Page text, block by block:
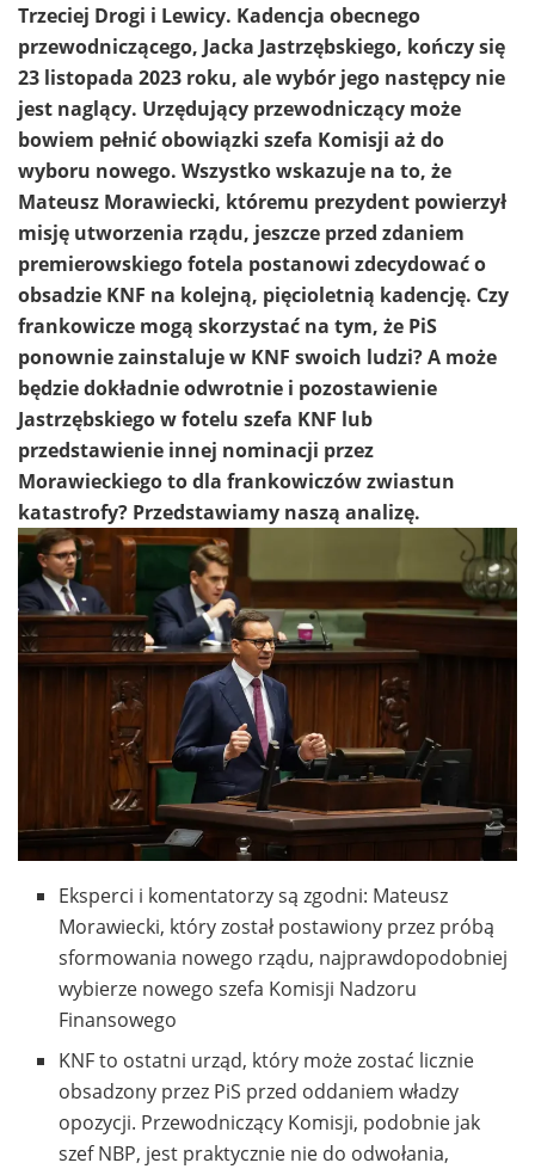
Trzeciej Drogi i Lewicy. Kadencja obecnego
przewodniczącego, Jacka Jastrzębskiego, kończy się
23 listopada 2023 roku, ale wybór jego następcy nie
jest naglący. Urzędujący przewodniczący może
bowiem pełnić obowiązki szefa Komisji aż do
wyboru nowego. Wszystko wskazuje na to, że
Mateusz Morawiecki, któremu prezydent powierzył
misję utworzenia rządu, jeszcze przed zdaniem
premierowskiego fotela postanowi zdecydować o
obsadzie KNF na kolejną, pięcioletnią kadencję. Czy
frankowicze mogą skorzystać na tym, że PiS
ponownie zainstaluje w KNF swoich ludzi? A może
będzie dokładnie odwrotnie i pozostawienie
Jastrzębskiego w fotelu szefa KNF lub
przedstawienie innej nominacji przez
Morawieckiego to dla frankowiczów zwiastun
katastrofy? Przedstawiamy naszą analizę.
Eksperci i komentatorzy są zgodni: Mateusz
Morawiecki, który został postawiony przez próbą
sformowania nowego rządu, najprawdopodobniej
wybierze nowego szefa Komisji Nadzoru
Finansowego
KNF to ostatni urząd, który może zostać licznie
obsadzony przez PiS przed oddaniem władzy
opozycji. Przewodniczący Komisji, podobnie jak
szef NBP, jest praktycznie nie do odwołania,